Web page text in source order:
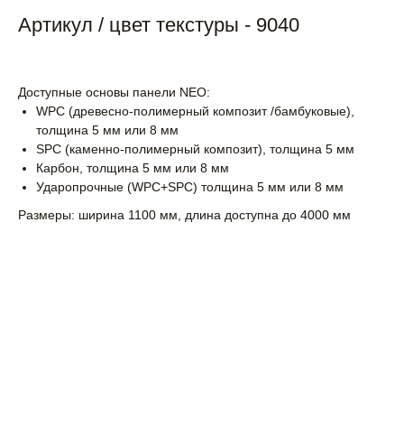
Артикул / цвет текстуры - 9040
Доступные основы панели NEO:
WPC (древесно-полимерный композит /бамбуковые),
толщина 5 мм или 8 мм
SPC (каменно-полимерный композит), толщина 5 мм
Карбон, толщина 5 мм или 8 мм
Ударопрочные (WPC+SPC) толщина 5 мм или 8 мм
Размеры: ширина 1100 мм, длина доступна до 4000 мм